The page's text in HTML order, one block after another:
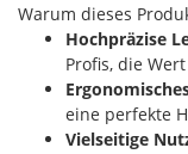
Warum dieses
Hochpräzise
Profis, die
eine perfekte
Vielseitige